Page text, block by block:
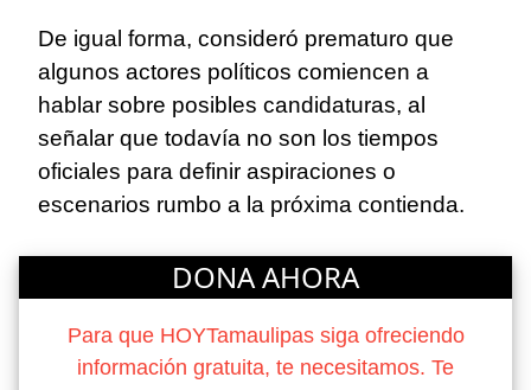
De igual forma, consideró prematuro que
algunos actores políticos comiencen a
hablar sobre posibles candidaturas, al
señalar que todavía no son los tiempos
oficiales para definir aspiraciones o
escenarios rumbo a la próxima contienda.
DONA AHORA
Para que HOYTamaulipas siga ofreciendo
información gratuita, te necesitamos. Te